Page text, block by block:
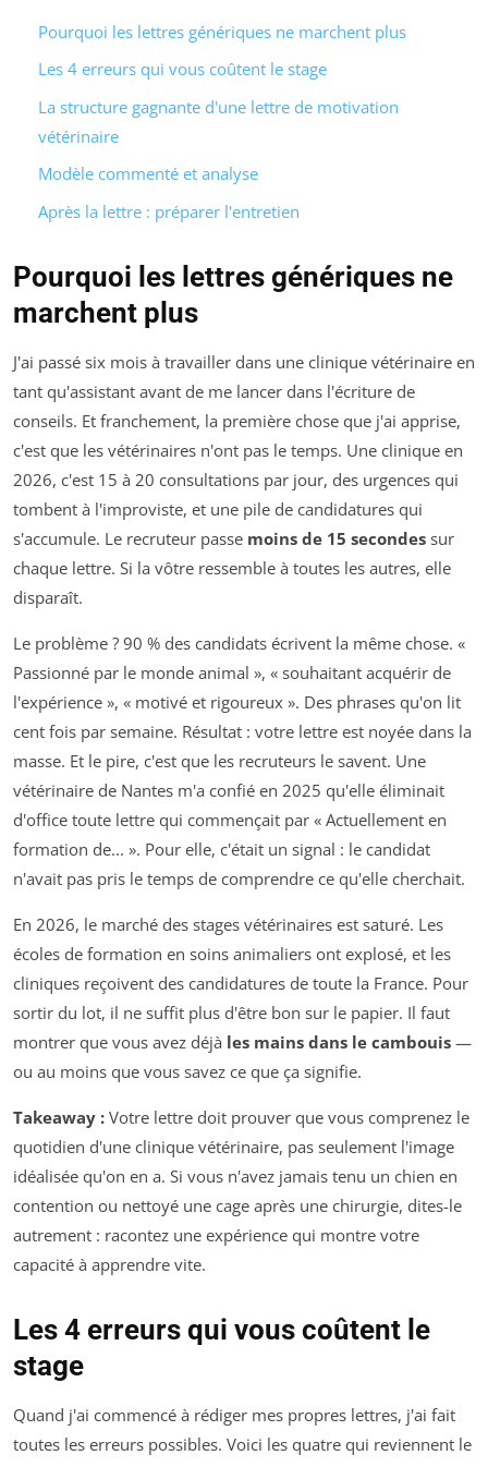
Pourquoi les lettres génériques ne marchent plus
Les 4 erreurs qui vous coûtent le stage
La structure gagnante d'une lettre de motivation
vétérinaire
Modèle commenté et analyse
Après la lettre : préparer l'entretien
Pourquoi les lettres génériques ne
marchent plus
J'ai passé six mois à travailler dans une clinique vétérinaire en
tant qu'assistant avant de me lancer dans l'écriture de
conseils. Et franchement, la première chose que j'ai apprise,
c'est que les vétérinaires n'ont pas le temps. Une clinique en
2026, c'est 15 à 20 consultations par jour, des urgences qui
tombent à l'improviste, et une pile de candidatures qui
s'accumule. Le recruteur passe moins de 15 secondes sur
chaque lettre. Si la vôtre ressemble à toutes les autres, elle
disparaît.
Le problème ? 90 % des candidats écrivent la même chose. «
Passionné par le monde animal », « souhaitant acquérir de
l'expérience », « motivé et rigoureux ». Des phrases qu'on lit
cent fois par semaine. Résultat : votre lettre est noyée dans la
masse. Et le pire, c'est que les recruteurs le savent. Une
vétérinaire de Nantes m'a confié en 2025 qu'elle éliminait
d'office toute lettre qui commençait par « Actuellement en
formation de... ». Pour elle, c'était un signal : le candidat
n'avait pas pris le temps de comprendre ce qu'elle cherchait.
En 2026, le marché des stages vétérinaires est saturé. Les
écoles de formation en soins animaliers ont explosé, et les
cliniques reçoivent des candidatures de toute la France. Pour
sortir du lot, il ne suffit plus d'être bon sur le papier. Il faut
montrer que vous avez déjà les mains dans le cambouis —
ou au moins que vous savez ce que ça signifie.
Takeaway : Votre lettre doit prouver que vous comprenez le
quotidien d'une clinique vétérinaire, pas seulement l'image
idéalisée qu'on en a. Si vous n'avez jamais tenu un chien en
contention ou nettoyé une cage après une chirurgie, dites-le
autrement : racontez une expérience qui montre votre
capacité à apprendre vite.
Les 4 erreurs qui vous coûtent le
stage
Quand j'ai commencé à rédiger mes propres lettres, j'ai fait
toutes les erreurs possibles. Voici les quatre qui reviennent le